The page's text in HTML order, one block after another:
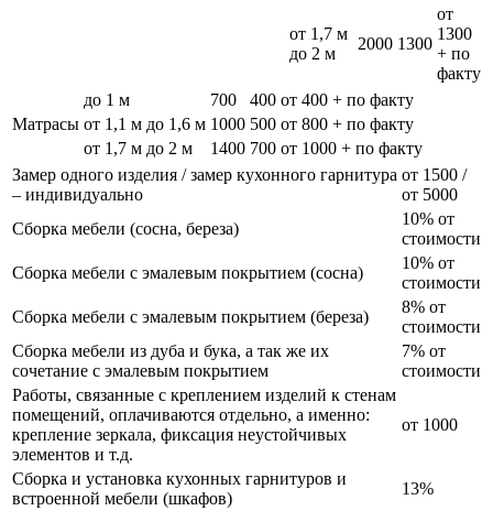
от 1,7 м
до 2 м
2000 1300
от
1300
+ по
факту
Матрасы
до 1 м 700 400 от 400 + по факту
от 1,1 м до 1,6 м 1000 500 от 800 + по факту
от 1,7 м до 2 м
1400 700 от 1000 + по факту
Замер одного изделия / замер кухонного гарнитура
– индивидуально
от 1500 /
от 5000
Сборка мебели (сосна, береза)
10% от
стоимости
Сборка мебели с эмалевым покрытием (сосна)
10% от
стоимости
Сборка мебели с эмалевым покрытием (береза)
8% от
стоимости
Сборка мебели из дуба и бука, а так же их
сочетание с эмалевым покрытием
7% от
стоимости
Работы, связанные с креплением изделий к стенам
помещений, оплачиваются отдельно, а именно:
крепление зеркала, фиксация неустойчивых
элементов и т.д.
от 1000
Сборка и установка кухонных гарнитуров и
встроенной мебели (шкафов)
13%